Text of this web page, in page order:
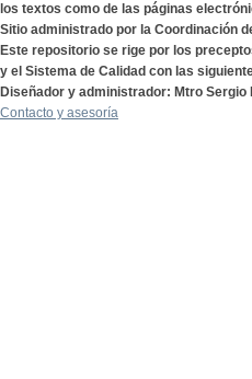
los textos como de las páginas
Sitio administrado por la Coordinación
Este repositorio se rige por los
y el Sistema de Calidad con las
Diseñador y administrador: Mtro Sergio
Contacto y asesoría